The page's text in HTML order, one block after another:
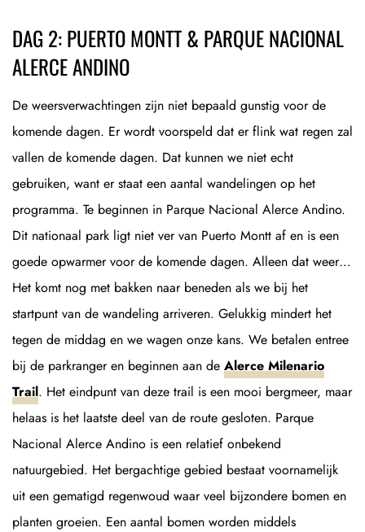
DAG 2: PUERTO MONTT & PARQUE NACIONAL
ALERCE ANDINO
De weersverwachtingen zijn niet bepaald gunstig voor de
komende dagen. Er wordt voorspeld dat er flink wat regen zal
vallen de komende dagen. Dat kunnen we niet echt
gebruiken, want er staat een aantal wandelingen op het
programma. Te beginnen in Parque Nacional Alerce Andino.
Dit nationaal park ligt niet ver van Puerto Montt af en is een
goede opwarmer voor de komende dagen. Alleen dat weer…
Het komt nog met bakken naar beneden als we bij het
startpunt van de wandeling arriveren. Gelukkig mindert het
tegen de middag en we wagen onze kans. We betalen entree
bij de parkranger en beginnen aan de Alerce Milenario
Trail. Het eindpunt van deze trail is een mooi bergmeer, maar
helaas is het laatste deel van de route gesloten. Parque
Nacional Alerce Andino is een relatief onbekend
natuurgebied. Het bergachtige gebied bestaat voornamelijk
uit een gematigd regenwoud waar veel bijzondere bomen en
planten groeien. Een aantal bomen worden middels